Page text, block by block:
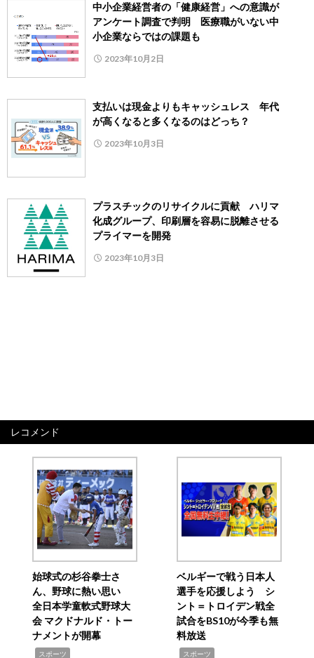
中小企業経営者の「健康経営」への意識が
アンケート調査で判明 医療職がいない中
小企業ならではの課題も
2023年10月2日
支払いは現金よりもキャッシュレス 年代
が高くなると多くなるのはどっち？
2023年10月3日
プラスチックのリサイクルに貢献 ハリマ
化成グループ、印刷層を容易に脱離させる
プライマーを開発
2023年10月3日
レコメンド
始球式の杉谷拳士さ
ん、野球に熱い思い
全日本学童軟式野球大
会 マクドナルド・トー
ナメントが開幕
スポーツ
ベルギーで戦う日本人
選手を応援しよう シ
ント＝トロイデン戦全
試合をBS10が今季も無
料放送
スポーツ